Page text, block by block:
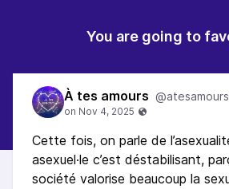
You are going to
À tes amours @atesamours
Cette fois, on parle de
asexuel·le c’est déstabilisant,
société valorise beaucoup la